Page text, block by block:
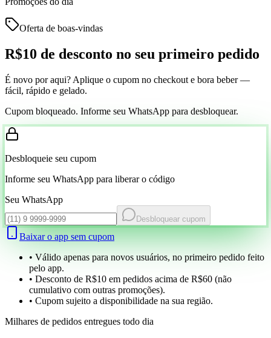
Oferta de boas-vindas
R$10 de desconto no seu primeiro pedido
É novo por aqui? Aplique o cupom no checkout e bora beber —
fácil, rápido e gelado.
Cupom bloqueado. Informe seu WhatsApp para desbloquear.
Desbloqueie seu cupom
Informe seu WhatsApp para liberar o código
Seu WhatsApp
Desbloquear cupom
Baixar o app sem cupom
• Válido apenas para novos usuários, no primeiro pedido feito
pelo app.
• Desconto de R$10 em pedidos acima de R$60 (não
cumulativo com outras promoções).
• Cupom sujeito a disponibilidade na sua região.
Milhares de pedidos entregues todo dia